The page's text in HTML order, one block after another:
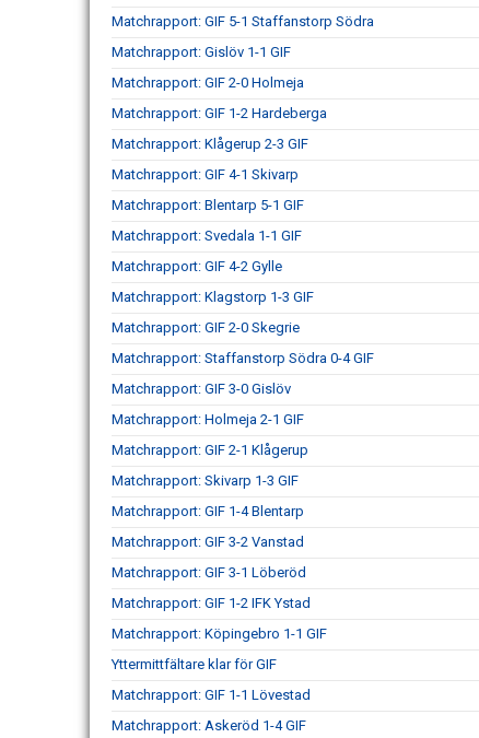
Matchrapport: GIF 5-1 Staffanstorp Södra
Matchrapport: Gislöv 1-1 GIF
Matchrapport: GIF 2-0 Holmeja
Matchrapport: GIF 1-2 Hardeberga
Matchrapport: Klågerup 2-3 GIF
Matchrapport: GIF 4-1 Skivarp
Matchrapport: Blentarp 5-1 GIF
Matchrapport: Svedala 1-1 GIF
Matchrapport: GIF 4-2 Gylle
Matchrapport: Klagstorp 1-3 GIF
Matchrapport: GIF 2-0 Skegrie
Matchrapport: Staffanstorp Södra 0-4 GIF
Matchrapport: GIF 3-0 Gislöv
Matchrapport: Holmeja 2-1 GIF
Matchrapport: GIF 2-1 Klågerup
Matchrapport: Skivarp 1-3 GIF
Matchrapport: GIF 1-4 Blentarp
Matchrapport: GIF 3-2 Vanstad
Matchrapport: GIF 3-1 Löberöd
Matchrapport: GIF 1-2 IFK Ystad
Matchrapport: Köpingebro 1-1 GIF
Yttermittfältare klar för GIF
Matchrapport: GIF 1-1 Lövestad
Matchrapport: Askeröd 1-4 GIF